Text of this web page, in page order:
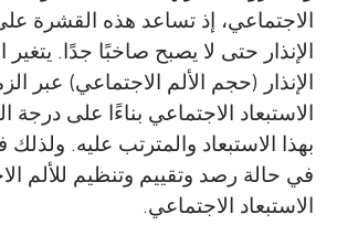
الاجتماعي، إذ تساعد هذه القشرة
الإنذار حتى لا يصبح صاخبًا جدًا.
الإنذار (حجم الألم الاجتماعي) عبر
الاستبعاد الاجتماعي بناءًا على درجة
بهذا الاستبعاد والمترتب عليه. ولذلك
في حالة رصد وتقييم وتنظيم للألم
الاستبعاد الاجتماعي.